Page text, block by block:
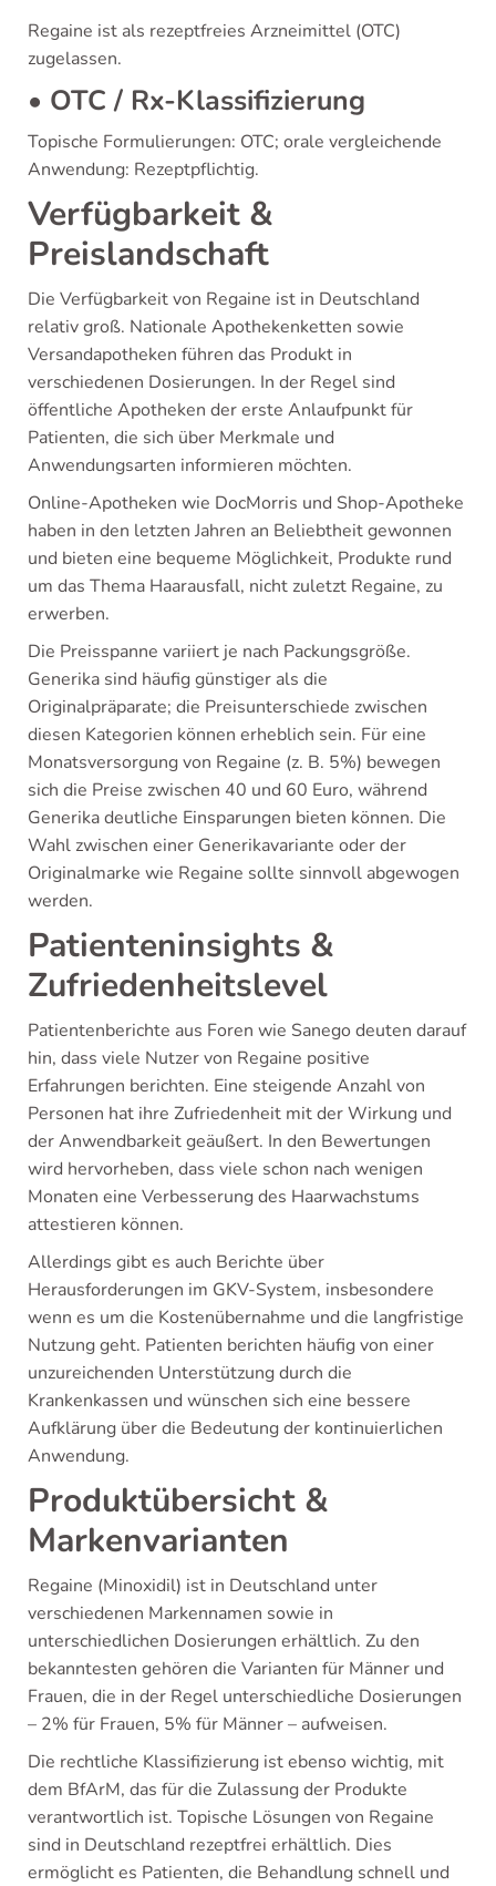
Regaine ist als rezeptfreies Arzneimittel (OTC)
zugelassen.
• OTC / Rx-Klassifizierung
Topische Formulierungen: OTC; orale vergleichende
Anwendung: Rezeptpflichtig.
Verfügbarkeit &
Preislandschaft
Die Verfügbarkeit von Regaine ist in Deutschland
relativ groß. Nationale Apothekenketten sowie
Versandapotheken führen das Produkt in
verschiedenen Dosierungen. In der Regel sind
öffentliche Apotheken der erste Anlaufpunkt für
Patienten, die sich über Merkmale und
Anwendungsarten informieren möchten.
Online-Apotheken wie DocMorris und Shop-Apotheke
haben in den letzten Jahren an Beliebtheit gewonnen
und bieten eine bequeme Möglichkeit, Produkte rund
um das Thema Haarausfall, nicht zuletzt Regaine, zu
erwerben.
Die Preisspanne variiert je nach Packungsgröße.
Generika sind häufig günstiger als die
Originalpräparate; die Preisunterschiede zwischen
diesen Kategorien können erheblich sein. Für eine
Monatsversorgung von Regaine (z. B. 5%) bewegen
sich die Preise zwischen 40 und 60 Euro, während
Generika deutliche Einsparungen bieten können. Die
Wahl zwischen einer Generikavariante oder der
Originalmarke wie Regaine sollte sinnvoll abgewogen
werden.
Patienteninsights &
Zufriedenheitslevel
Patientenberichte aus Foren wie Sanego deuten darauf
hin, dass viele Nutzer von Regaine positive
Erfahrungen berichten. Eine steigende Anzahl von
Personen hat ihre Zufriedenheit mit der Wirkung und
der Anwendbarkeit geäußert. In den Bewertungen
wird hervorheben, dass viele schon nach wenigen
Monaten eine Verbesserung des Haarwachstums
attestieren können.
Allerdings gibt es auch Berichte über
Herausforderungen im GKV-System, insbesondere
wenn es um die Kostenübernahme und die langfristige
Nutzung geht. Patienten berichten häufig von einer
unzureichenden Unterstützung durch die
Krankenkassen und wünschen sich eine bessere
Aufklärung über die Bedeutung der kontinuierlichen
Anwendung.
Produktübersicht &
Markenvarianten
Regaine (Minoxidil) ist in Deutschland unter
verschiedenen Markennamen sowie in
unterschiedlichen Dosierungen erhältlich. Zu den
bekanntesten gehören die Varianten für Männer und
Frauen, die in der Regel unterschiedliche Dosierungen
– 2% für Frauen, 5% für Männer – aufweisen.
Die rechtliche Klassifizierung ist ebenso wichtig, mit
dem BfArM, das für die Zulassung der Produkte
verantwortlich ist. Topische Lösungen von Regaine
sind in Deutschland rezeptfrei erhältlich. Dies
ermöglicht es Patienten, die Behandlung schnell und